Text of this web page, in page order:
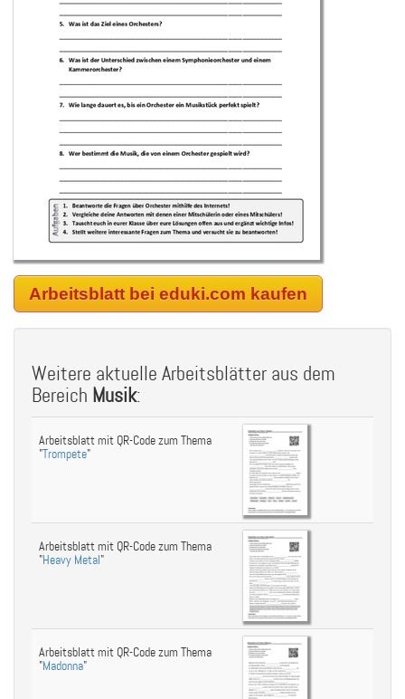
Arbeitsblatt bei eduki.com kaufen
Weitere aktuelle Arbeitsblätter aus dem
Bereich Musik:
Arbeitsblatt mit QR-Code zum Thema
"Trompete"
Arbeitsblatt mit QR-Code zum Thema
"Heavy Metal"
Arbeitsblatt mit QR-Code zum Thema
"Madonna"